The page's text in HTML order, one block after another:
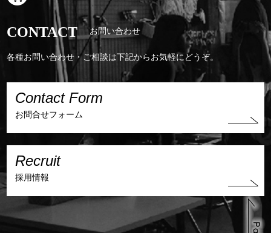
CONTACT お問い合わせ
各種お問い合わせ・ご相談は下記からお気軽にどうぞ。
Contact Form
お問合せフォーム
Recruit
採用情報